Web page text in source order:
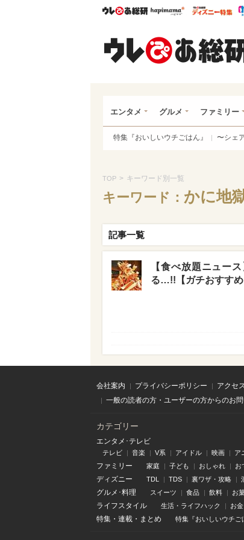
ウレぴあ総研ハピママ*
エンタメ グルメ ファミリー
特集『おいしいウチごはん』 〜シェ
TOP > キーワード別一覧
キーワード： かに地
記事一覧
【食べ放題ニュー
る…!!【ガチおすすめ
会社案内 プライバシーポリシー アクセ
一般の読者の方・ユーザーの方からのお
カテゴリー
エンタメ･テレビ
テレビ 音楽 V系 アイドル 映画 ア
ファミリー 家庭 子ども おしゃれ お
ディズニー TDL TDS 裏ワザ・攻略
グルメ･料理 スイーツ 食品 飲料 お
ライフスタイル 生活・ライフハック お金
特集 ・ 連載 ・ まとめ 特集『おいしいウチご